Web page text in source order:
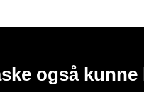
også kunne